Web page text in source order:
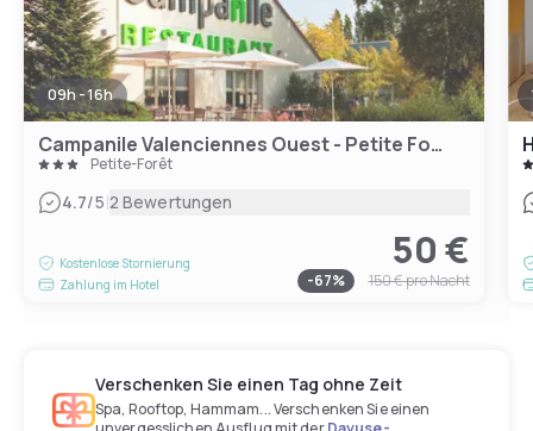
09h - 16h
Campanile Valenciennes Ouest - Petite Forêt
Petite-Forêt
4.7/5|2 Bewertungen
Kostenlose Stornierung
Zahlung im Hotel
50 €
-67% 150 €pro Nacht
Verschenken Sie einen Tag ohne Zeit
Spa, Rooftop, Hammam... Verschenken Sie einen